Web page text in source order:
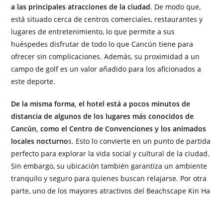
a las principales atracciones de la ciudad. De modo que,
está situado cerca de centros comerciales, restaurantes y
lugares de entretenimiento, lo que permite a sus
huéspedes disfrutar de todo lo que Cancún tiene para
ofrecer sin complicaciones. Además, su proximidad a un
campo de golf es un valor añadido para los aficionados a
este deporte.
De la misma forma, el hotel está a pocos minutos de
distancia de algunos de los lugares más conocidos de
Cancún, como el Centro de Convenciones y los animados
locales nocturnos. Esto lo convierte en un punto de partida
perfecto para explorar la vida social y cultural de la ciudad.
Sin embargo, su ubicación también garantiza un ambiente
tranquilo y seguro para quienes buscan relajarse. Por otra
parte, uno de los mayores atractivos del Beachscape Kin Ha